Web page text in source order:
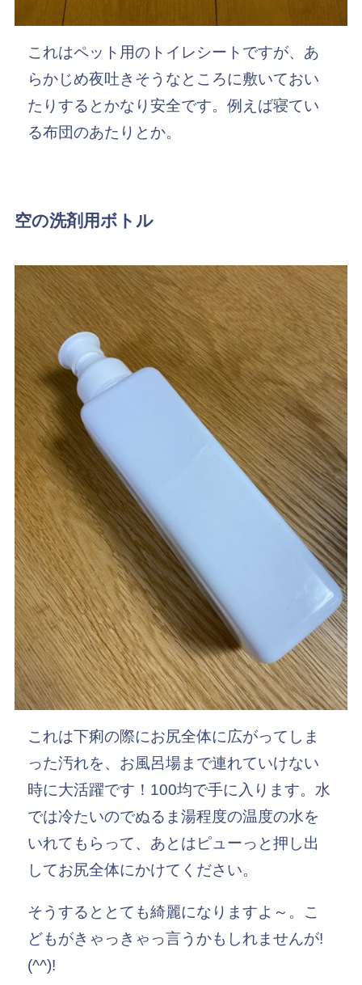
これはペット用のトイレシートですが、あ
らかじめ夜吐きそうなところに敷いておい
たりするとかなり安全です。例えば寝てい
る布団のあたりとか。
空の洗剤用ボトル
これは下痢の際にお尻全体に広がってしま
った汚れを、お風呂場まで連れていけない
時に大活躍です！100均で手に入ります。水
では冷たいのでぬるま湯程度の温度の水を
いれてもらって、あとはピューっと押し出
してお尻全体にかけてください。
そうするととても綺麗になりますよ～。こ
どもがきゃっきゃっ言うかもしれませんが!
(^^)!